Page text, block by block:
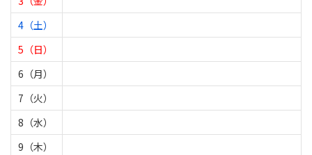
4（土）
5（日）
6（月）
7（火）
8（水）
9（木）